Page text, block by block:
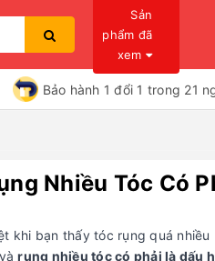
Sản
phẩm đã
xem
Bảo hành 1 đổi 1 trong 21
Nhiều Tóc Có
khi bạn thấy tóc rụng quá
rụng nhiều tóc có phải là dấu